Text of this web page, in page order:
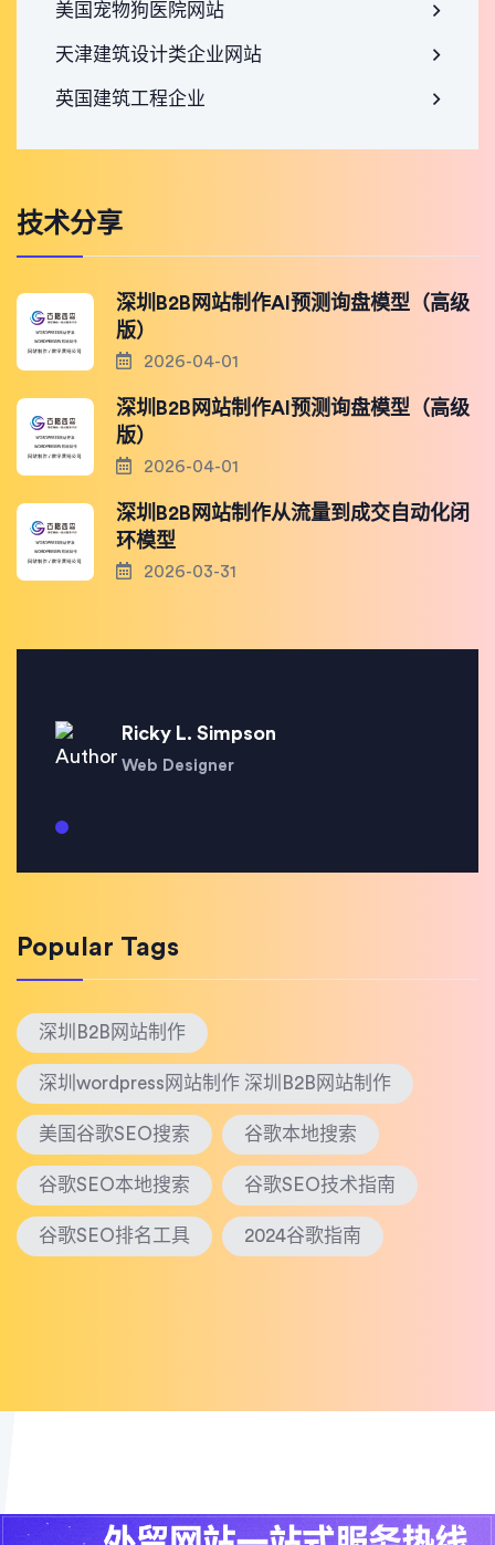
美国宠物狗医院网站
天津建筑设计类企业网站
英国建筑工程企业
技术分享
深圳B2B网站制作AI预测询盘模型（高级
版）
2026-04-01
深圳B2B网站制作AI预测询盘模型（高级
版）
2026-04-01
深圳B2B网站制作从流量到成交自动化闭
环模型
2026-03-31
Ricky L. Simpson
Web Designer
Popular Tags
深圳B2B网站制作
深圳wordpress网站制作 深圳B2B网站制作
美国谷歌SEO搜索 谷歌本地搜索
谷歌SEO本地搜索 谷歌SEO技术指南
谷歌SEO排名工具 2024谷歌指南